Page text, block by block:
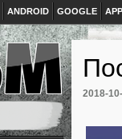
ANDROID GOOGLE
2018-